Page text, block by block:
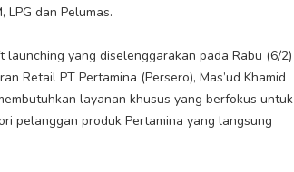
dan Pelumas.
yang diselenggarakan pada Rabu (6/2)
Retail PT Pertamina (Persero), Mas’ud Khamid
layanan khusus yang berfokus untuk
pelanggan produk Pertamina yang langsung